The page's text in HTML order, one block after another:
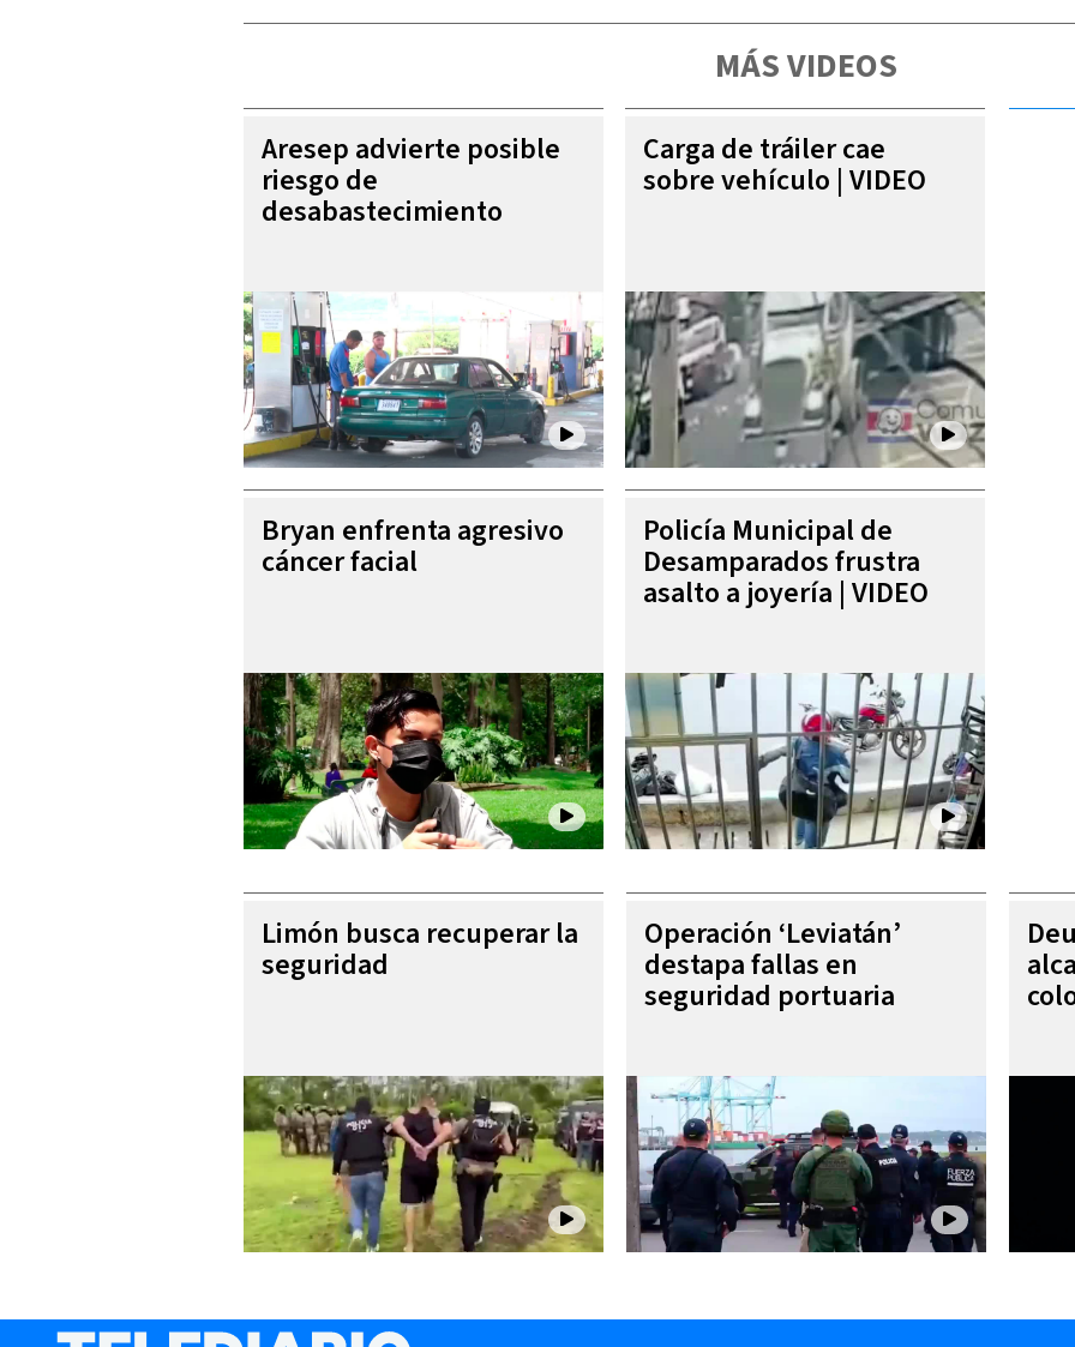
MÁS VIDEOS
Aresep advierte posible
riesgo de
desabastecimiento
Carga de tráiler cae
sobre vehículo | VIDEO
Bryan enfrenta agresivo
cáncer facial
Policía Municipal de
Desamparados frustra
asalto a joyería | VIDEO
Limón busca recuperar la
seguridad
Operación ‘Leviatán’
destapa fallas en
seguridad portuaria